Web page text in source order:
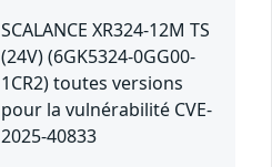
SCALANCE XR324-12M TS
(24V) (6GK5324-0GG00-
1CR2) toutes versions
pour la vulnérabilité CVE-
2025-40833